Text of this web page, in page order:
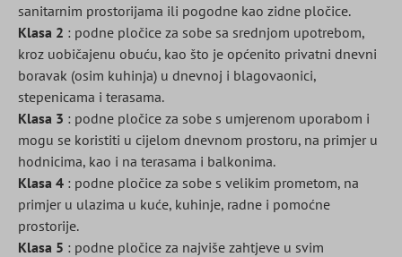
sanitarnim prostorijama ili pogodne kao zidne pločice.
Klasa 2 : podne pločice za sobe sa srednjom upotrebom,
kroz uobičajenu obuću, kao što je općenito privatni dnevni
boravak (osim kuhinja) u dnevnoj i blagovaonici,
stepenicama i terasama.
Klasa 3 : podne pločice za sobe s umjerenom uporabom i
mogu se koristiti u cijelom dnevnom prostoru, na primjer u
hodnicima, kao i na terasama i balkonima.
Klasa 4 : podne pločice za sobe s velikim prometom, na
primjer u ulazima u kuće, kuhinje, radne i pomoćne
prostorije.
Klasa 5 : podne pločice za najviše zahtjeve u svim